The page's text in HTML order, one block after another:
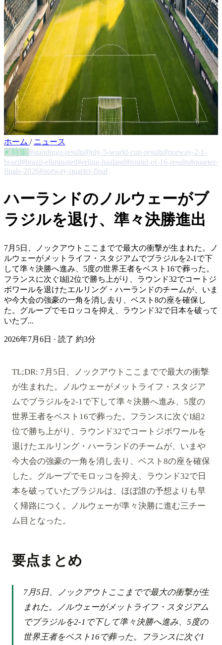
ホーム / ニュース
特集 #standings-results#july-5-world-cup-results#norway-2-1-
brazil#brazil-eliminated#erling-haaland#round-of-16-results#quarter-
finals-2026#norway-quarter-final
ハーランドのノルウェーがブ
ラジルを退け、準々決勝進出
7月5日、ノックアウトここまでで最大の衝撃が生まれた。ノ
ルウェーがメットライフ・スタジアムでブラジルを2-1で下
して準々決勝へ進み、5度の世界王者をベスト16で葬った。
フランスに次ぐI組2位で勝ち上がり、ラウンド32でコートジ
ボワールを退けたエルリング・ハーランドのチームが、いま
や今大会の強豪の一角を消し去り、ベスト8の座を確保し
た。グループでモロッコを抑え、ラウンド32で日本を破って
いたブ...
2026年7月6日 · 読了 約3分
TL;DR: 7月5日、ノックアウトここまでで最大の衝撃
が生まれた。ノルウェーがメットライフ・スタジア
ムでブラジルを2-1で下して準々決勝へ進み、5度の
世界王者をベスト16で葬った。フランスに次ぐI組2
位で勝ち上がり、ラウンド32でコートジボワールを
退けたエルリング・ハーランドのチームが、いまや
今大会の強豪の一角を消し去り、ベスト8の座を確保
した。グループでモロッコを抑え、ラウンド32で日
本を破っていたブラジルは、ほぼ誰の予想よりも早
く帰路につく。ノルウェーが準々決勝に進む三チー
ム目となった。
要点まとめ
7月5日、ノックアウトここまでで最大の衝撃が生
まれた。ノルウェーがメットライフ・スタジアム
でブラジルを2-1で下して準々決勝へ進み、5度の
世界王者をベスト16で葬った。フランスに次ぐI